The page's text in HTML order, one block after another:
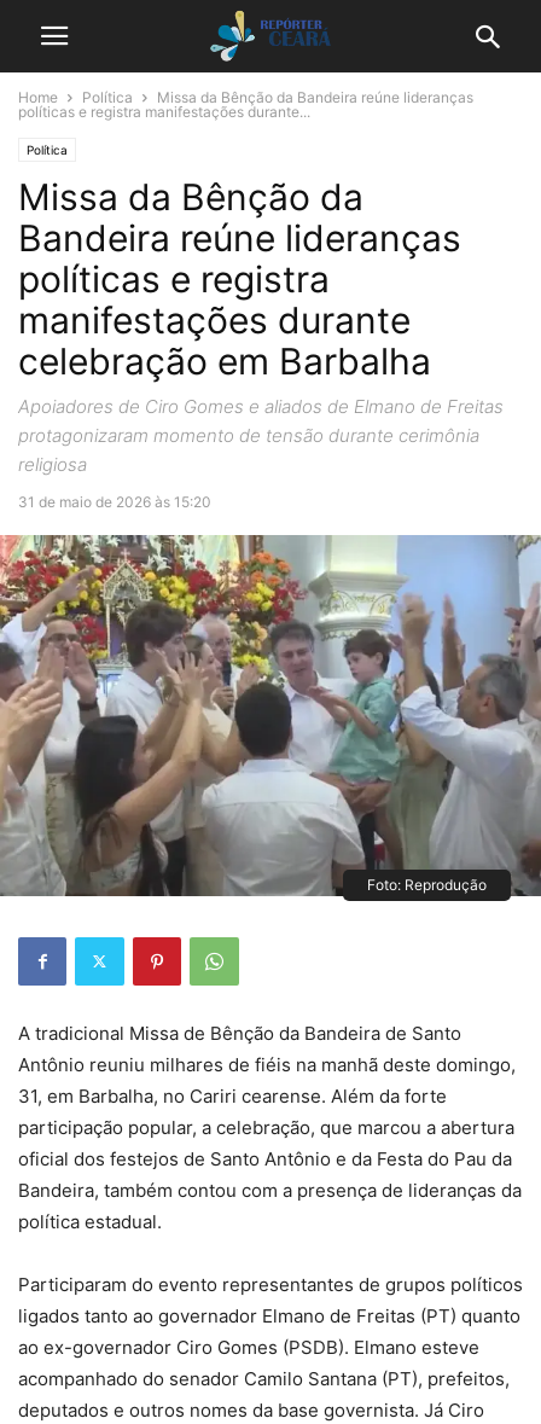
Home Política
Missa da Bênção da Bandeira reúne lideranças
políticas e registra manifestações durante...
Política
Missa da Bênção da
Bandeira reúne lideranças
políticas e registra
manifestações durante
celebração em Barbalha
Apoiadores de Ciro Gomes e aliados de Elmano de Freitas
protagonizaram momento de tensão durante cerimônia
religiosa
31 de maio de 2026 às 15:20
Foto: Reprodução
A tradicional Missa de Bênção da Bandeira de Santo
Antônio reuniu milhares de fiéis na manhã deste domingo,
31, em Barbalha, no Cariri cearense. Além da forte
participação popular, a celebração, que marcou a abertura
oficial dos festejos de Santo Antônio e da Festa do Pau da
Bandeira, também contou com a presença de lideranças da
política estadual.
Participaram do evento representantes de grupos políticos
ligados tanto ao governador Elmano de Freitas (PT) quanto
ao ex-governador Ciro Gomes (PSDB). Elmano esteve
acompanhado do senador Camilo Santana (PT), prefeitos,
deputados e outros nomes da base governista. Já Ciro